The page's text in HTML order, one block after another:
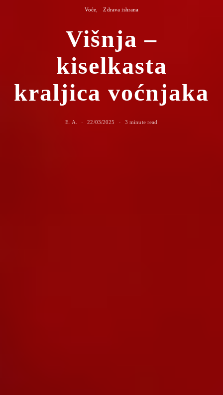
Voće Zdrava ishrana
Višnja –
kiselkasta
kraljica voćnjaka
E. A. 22/03/2025 3 minute read